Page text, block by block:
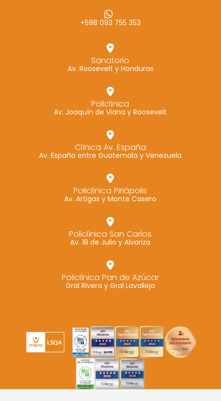
+598 093 755 353
Sanatorio
Av. Roosevelt y Honduras
Policlínica
Av. Joaquín de Viana y Roosevelt
Clínica Av. España
Av. España entre Guatemala y Venezuela
Policlínica Piriápolis
Av. Artigas y Monte Casero
Policlínica San Carlos
Av. 18 de Julio y Alvariza
Policlínica Pan de Azúcar
Gral Rivera y Gral Lavalleja